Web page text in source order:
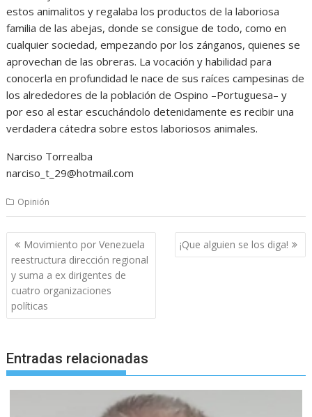
estos animalitos y regalaba los productos de la laboriosa
familia de las abejas, donde se consigue de todo, como en
cualquier sociedad, empezando por los zánganos, quienes se
aprovechan de las obreras. La vocación y habilidad para
conocerla en profundidad le nace de sus raíces campesinas de
los alrededores de la población de Ospino –Portuguesa– y
por eso al estar escuchándolo detenidamente es recibir una
verdadera cátedra sobre estos laboriosos animales.
Narciso Torrealba
narciso_t_29@hotmail.com
Opinión
Navegación
de
entradas
Movimiento por Venezuela
reestructura dirección regional
y suma a ex dirigentes de
cuatro organizaciones
políticas
¡Que alguien se los diga!
Entradas relacionadas